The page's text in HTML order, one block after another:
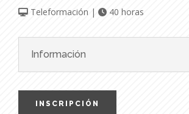
Teleformación | 40 horas
Información
INSCRIPCIÓN